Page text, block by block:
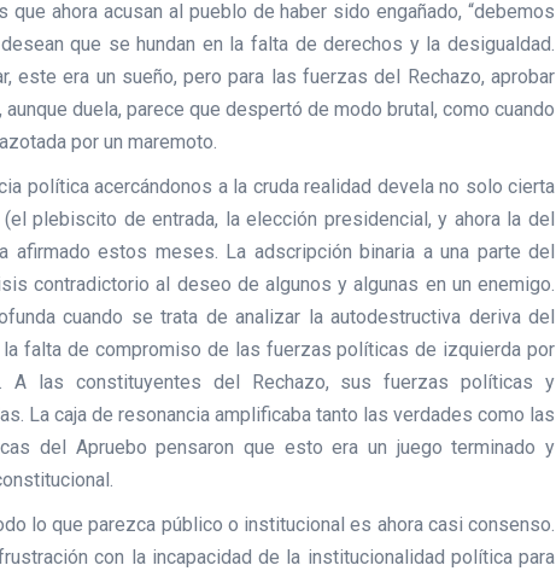
ahora acusan al pueblo de haber sido engañado, “debemos
que se hundan en la falta de derechos y la desigualdad.
este era un sueño, pero para las fuerzas del Rechazo, aprobar
duela, parece que despertó de modo brutal, como cuando
por un maremoto.
política acercándonos a la cruda realidad devela no solo cierta
plebiscito de entrada, la elección presidencial, y ahora la del
estos meses. La adscripción binaria a una parte del
contradictorio al deseo de algunos y algunas en un enemigo.
cuando se trata de analizar la autodestructiva deriva del
falta de compromiso de las fuerzas políticas de izquierda por
A las constituyentes del Rechazo, sus fuerzas políticas y
La caja de resonancia amplificaba tanto las verdades como las
del Apruebo pensaron que esto era un juego terminado y
lo que parezca público o institucional es ahora casi consenso.
con la incapacidad de la institucionalidad política para